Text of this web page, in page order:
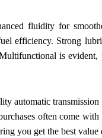
fluidity for
efficiency. Strong
is
automatic
often come
you get the best value